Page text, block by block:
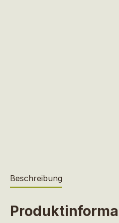
Beschreibung